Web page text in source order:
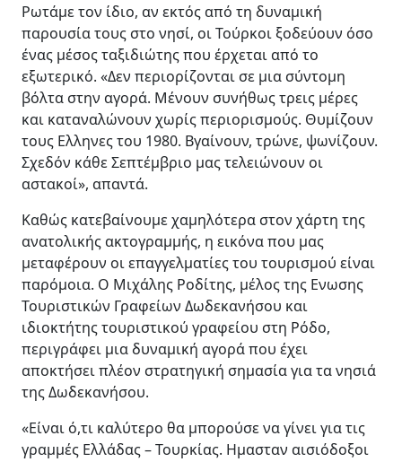
Ρωτάμε τον ίδιο, αν εκτός από τη δυναμική
παρουσία τους στο νησί, οι Τούρκοι ξοδεύουν όσο
ένας μέσος ταξιδιώτης που έρχεται από το
εξωτερικό. «Δεν περιορίζονται σε μια σύντομη
βόλτα στην αγορά. Μένουν συνήθως τρεις μέρες
και καταναλώνουν χωρίς περιορισμούς. Θυμίζουν
τους Ελληνες του 1980. Βγαίνουν, τρώνε, ψωνίζουν.
Σχεδόν κάθε Σεπτέμβριο μας τελειώνουν οι
αστακοί», απαντά.
Καθώς κατεβαίνουμε χαμηλότερα στον χάρτη της
ανατολικής ακτογραμμής, η εικόνα που μας
μεταφέρουν οι επαγγελματίες του τουρισμού είναι
παρόμοια. Ο Μιχάλης Ροδίτης, μέλος της Ενωσης
Τουριστικών Γραφείων Δωδεκανήσου και
ιδιοκτήτης τουριστικού γραφείου στη Ρόδο,
περιγράφει μια δυναμική αγορά που έχει
αποκτήσει πλέον στρατηγική σημασία για τα νησιά
της Δωδεκανήσου.
«Είναι ό,τι καλύτερο θα μπορούσε να γίνει για τις
γραμμές Ελλάδας – Τουρκίας. Ημασταν αισιόδοξοι